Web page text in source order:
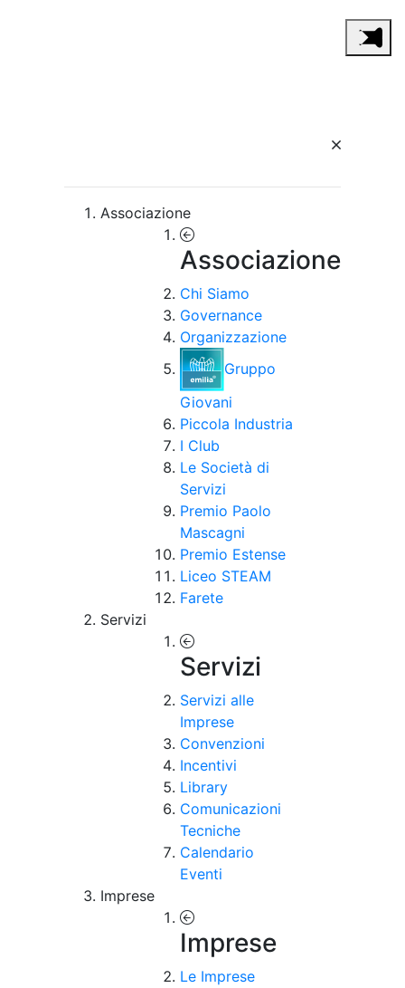
Associazione
Associazione
Chi Siamo
Governance
Organizzazione
Gruppo
Giovani
Piccola Industria
I Club
Le Società di
Servizi
Premio Paolo
Mascagni
Premio Estense
Liceo STEAM
Farete
Servizi
Servizi
Servizi alle
Imprese
Convenzioni
Incentivi
Library
Comunicazioni
Tecniche
Calendario
Eventi
Imprese
Imprese
Le Imprese